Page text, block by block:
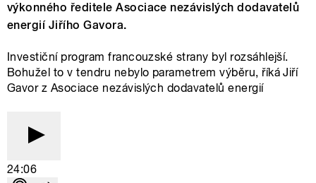
výkonného ředitele Asociace nezávislých dodavatelů
energií Jiřího Gavora.
Investiční program francouzské strany byl rozsáhlejší.
Bohužel to v tendru nebylo parametrem výběru, říká Jiří
Gavor z Asociace nezávislých dodavatelů energií
24:06